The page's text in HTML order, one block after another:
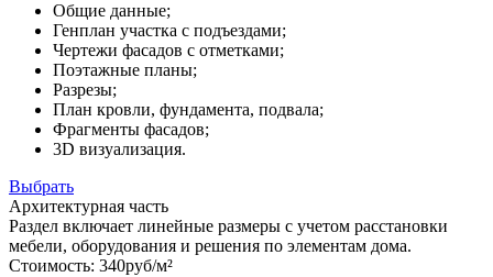
Общие данные;
Генплан участка с подъездами;
Чертежи фасадов с отметками;
Поэтажные планы;
Разрезы;
План кровли, фундамента, подвала;
Фрагменты фасадов;
3D визуализация.
Выбрать
Архитектурная часть
Раздел включает линейные размеры с учетом расстановки
мебели, оборудования и решения по элементам дома.
Стоимость: 340руб/м²